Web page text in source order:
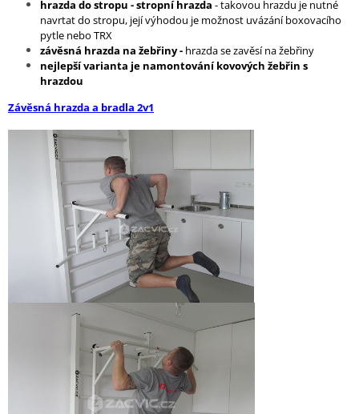
hrazda do stropu - stropní hrazda - takovou hrazdu je nutné
navrtat do stropu, její výhodou je možnost uvázání boxovacího
pytle nebo TRX
závěsná hrazda na žebřiny - hrazda se zavěsí na žebřiny
nejlepší varianta je namontování kovových žebřin s
hrazdou
Závěsná hrazda a bradla 2v1